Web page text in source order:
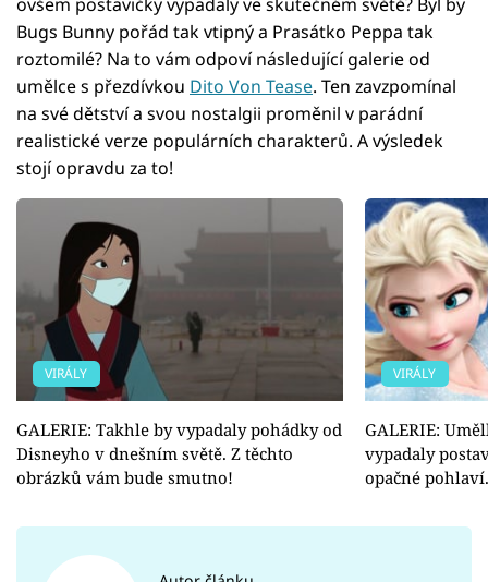
Bugs Bunny pořád tak vtipný a Prasátko Peppa tak
roztomilé? Na to vám odpoví následující galerie od
umělce s přezdívkou Dito Von Tease. Ten zavzpomínal
na své dětství a svou nostalgii proměnil v parádní
realistické verze populárních charakterů. A výsledek
stojí opravdu za to!
VIRÁLY
GALERIE: Takhle by vypadaly pohádky od
Disneyho v dnešním světě. Z těchto
obrázků vám bude smutno!
VIRÁLY
GALERIE:
vypadaly
opačné